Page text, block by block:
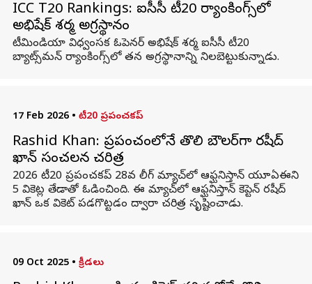
ICC T20 Rankings: ఐసీసీ టీ20 ర్యాంకింగ్స్‌లో
అభిషేక్‌ శర్మ అగ్రస్థానం
టీమిండియా విధ్వంసక ఓపెనర్‌ అభిషేక్‌ శర్మ ఐసీసీ టీ20
బ్యాట్స్‌మన్‌ ర్యాంకింగ్స్‌లో తన అగ్రస్థానాన్ని నిలబెట్టుకున్నాడు.
17 Feb 2026 • టీ20 ప్రపంచకప్‌
Rashid Khan: ప్రపంచంలోనే తొలి బౌలర్‌గా రషీద్
ఖాన్ సంచలన చరిత్ర
2026 టీ20 ప్రపంచకప్ 28వ లీగ్ మ్యాచ్‌లో ఆఫ్ఘనిస్తాన్ యూఏఈని
5 వికెట్ల తేడాతో ఓడించింది. ఈ మ్యాచ్‌లో ఆఫ్ఘనిస్తాన్ కెప్టెన్ రషీద్
ఖాన్ ఒక వికెట్ పడగొట్టడం ద్వారా చరిత్ర సృష్టించాడు.
09 Oct 2025 • క్రీడలు